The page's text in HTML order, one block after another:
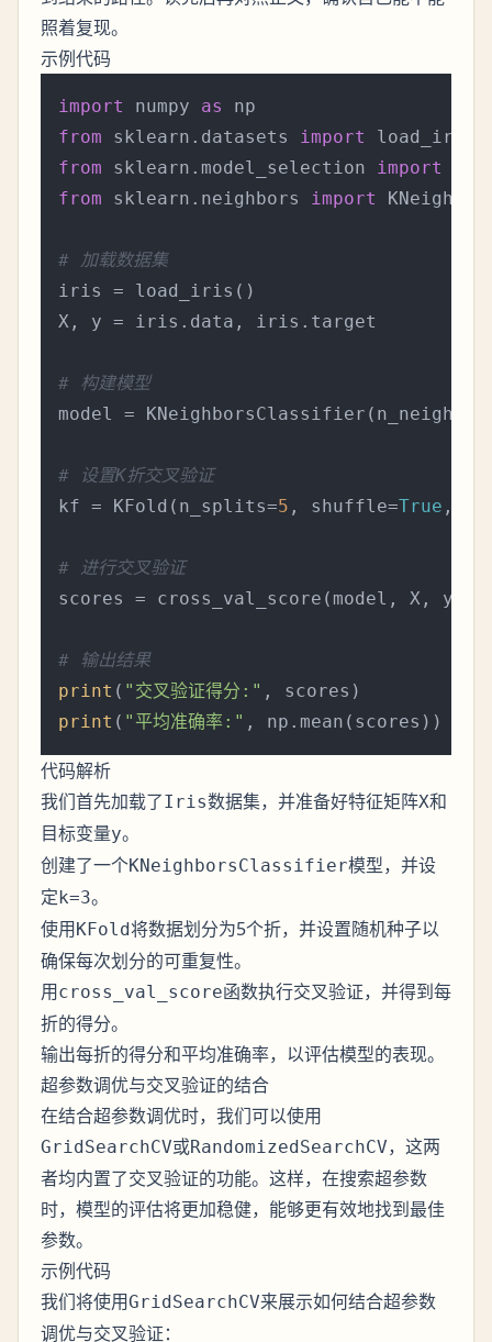
照着复现。
示例代码
import numpy as
from sklearn.datasets import
from sklearn.model_selection import
from sklearn.neighbors import
# 加载数据集
iris = load_iris()
X, y = iris.data, iris.target
# 构建模型
model =
# 设置K折交叉验证
kf = KFold(n_splits=5 , shuffle=True ,
# 进行交叉验证
scores = cross_val_score(model, X, y,
# 输出结果
print ( "交叉验证得分:"
print ( "平均准确率:"
代码解析
我们首先加载了Iris数据集，并准备好特征矩阵X和
目标变量y。
创建了一个KNeighborsClassifier模型，并设
定k=3。
使用KFold将数据划分为5个折，并设置随机种子以
确保每次划分的可重复性。
用cross_val_score函数执行交叉验证，并得到每
折的得分。
输出每折的得分和平均准确率，以评估模型的表现。
超参数调优与交叉验证的结合
在结合超参数调优时，我们可以使用
GridSearchCV或RandomizedSearchCV，这两
者均内置了交叉验证的功能。这样，在搜索超参数
时，模型的评估将更加稳健，能够更有效地找到最佳
参数。
示例代码
我们将使用GridSearchCV来展示如何结合超参数
调优与交叉验证：